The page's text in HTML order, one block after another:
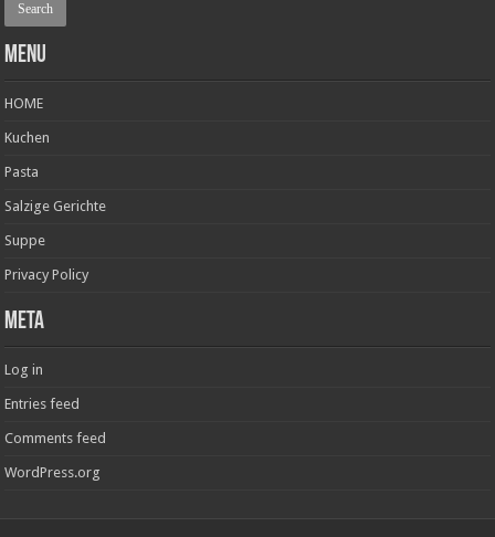
Menu
HOME
Kuchen
Pasta
Salzige Gerichte
Suppe
Privacy Policy
Meta
Log in
Entries feed
Comments feed
WordPress.org